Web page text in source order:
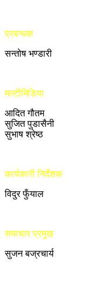
प्रबन्धक
सन्तोष भण्डारी
मल्टीमिडिया
आदित गौतम
सुजित पुडासैनी
सुभाष श्रेष्ठ
कार्यकारी निर्देशक
विदुर फुँयाल
समाचार प्रमुख
सुजन बज्रचार्य